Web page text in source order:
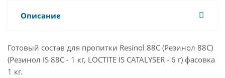
Описание
Готовый состав для пропитки Resinol 88C (Резинол 88С)
(Резинол IS 88С - 1 кг, LOCTITE IS CATALYSER - 6 г) фасовка
1 кг.